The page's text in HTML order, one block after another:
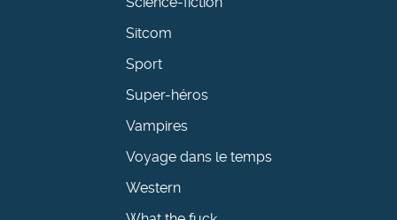
Sitcom
Sport
Super-héros
Vampires
Voyage dans le temps
Western